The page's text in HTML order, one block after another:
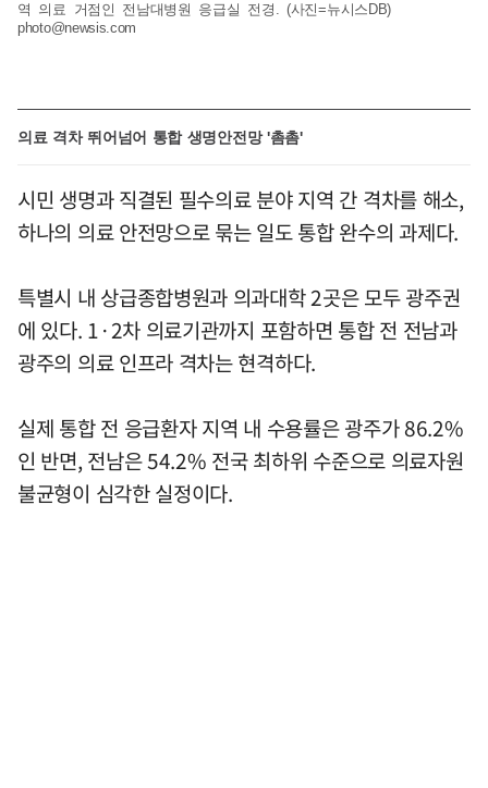
역 의료 거점인 전남대병원 응급실 전경. (사진=뉴시스DB)
photo@newsis.com
의료 격차 뛰어넘어 통합 생명안전망 '촘촘'
시민 생명과 직결된 필수의료 분야 지역 간 격차를 해소,
하나의 의료 안전망으로 묶는 일도 통합 완수의 과제다.
특별시 내 상급종합병원과 의과대학 2곳은 모두 광주권
에 있다. 1·2차 의료기관까지 포함하면 통합 전 전남과
광주의 의료 인프라 격차는 현격하다.
실제 통합 전 응급환자 지역 내 수용률은 광주가 86.2%
인 반면, 전남은 54.2% 전국 최하위 수준으로 의료자원
불균형이 심각한 실정이다.